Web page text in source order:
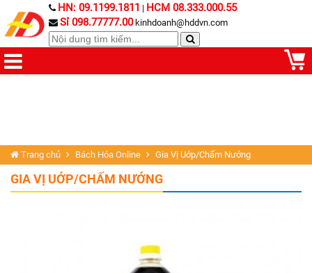
HN: 09.1199.1811 | HCM 08.333.000.55
Sỉ 098.77777.00 kinhdoanh@hddvn.com
Trang chủ Bách Hóa Online Gia Vị Uớp/Chấm Nướng
GIA VỊ UỚP/CHẤM NƯỚNG